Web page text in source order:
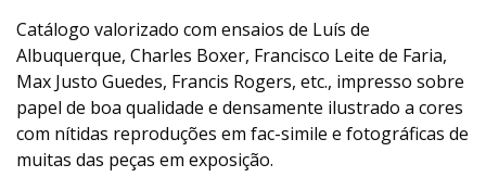
Catálogo valorizado com ensaios de Luís de
Albuquerque, Charles Boxer, Francisco Leite de Faria,
Max Justo Guedes, Francis Rogers, etc., impresso sobre
papel de boa qualidade e densamente ilustrado a cores
com nítidas reproduções em fac-simile e fotográficas de
muitas das peças em exposição.